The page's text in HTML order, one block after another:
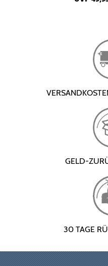
GELD-
30 TAGE